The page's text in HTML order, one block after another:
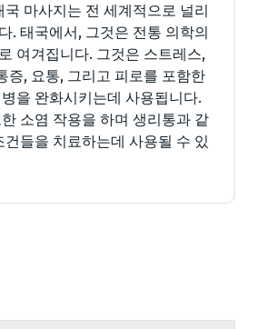
국 마사지는 전 세계적으로 널리
. 태국에서, 그것은 전통 의학의
여겨집니다. 그것은 스트레스,
증, 요통, 그리고 피로를 포함한
을 완화시키는데 사용됩니다.
소염 작용을 하며 생리통과 같
건들을 치료하는데 사용될 수 있